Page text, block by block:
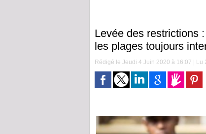
Levée des restrictions
les plages toujours
Rédigé le Jeudi 4 Juin 2020 à 16:07 | Lu